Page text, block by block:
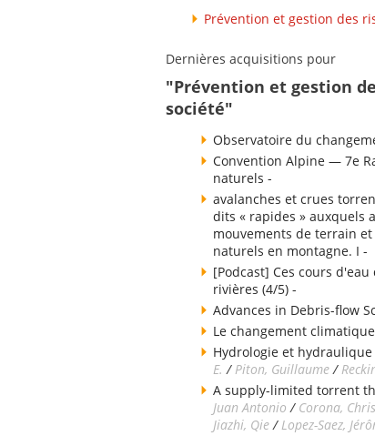
Prévention et gestion des
Dernières acquisitions pour
"Prévention et gestion
société"
Observatoire du
Convention Alpine — 7e
naturels -
avalanches et crues
dits « rapides » auxquels
mouvements de terrain
naturels en montagne. I -
[Podcast] Ces cours
rivières (4/5) -
Advances in Debris-flow
Le changement
Hydrologie et
E. / Piton, Guillaume/
A supply-limited torrent
Juan Antonio / Corona,
Jiazhi, Qie/ Lopez-Saez,